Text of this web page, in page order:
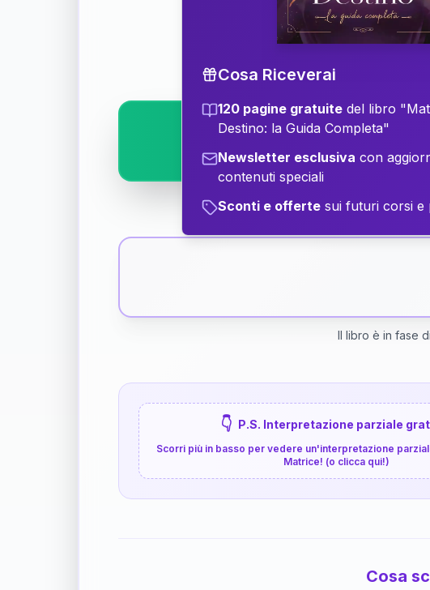
Scopri il significato della
Il libro è in fase
👇 P.S. Interpretazione parziale
Scorri più in basso per vedere un'interpretazione
Matrice! (o clicca qui!)
Cosa
Cosa Riceverai
120 pagine gratuite del libro
Destino: la Guida Completa"
Newsletter esclusiva con
contenuti speciali
Sconti e offerte sui futuri corsi e